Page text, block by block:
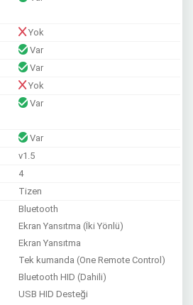
Yok
Var
Var
Yok
Var
Var
v1.5
4
Tizen
Bluetooth
Ekran Yansıtma (İki Yönlü)
Ekran Yansıtma
Tek kumanda (One Remote Control)
Bluetooth HID (Dahili)
USB HID Desteği